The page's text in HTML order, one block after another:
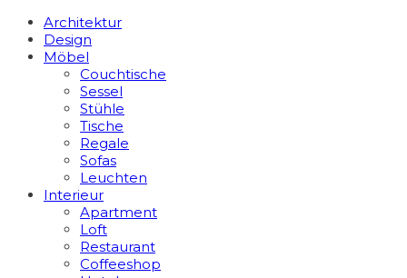
Architektur
Design
Möbel
Couchtische
Sessel
Stühle
Tische
Regale
Sofas
Leuchten
Interieur
Apart­ment
Loft
Restaurant
Coffeeshop